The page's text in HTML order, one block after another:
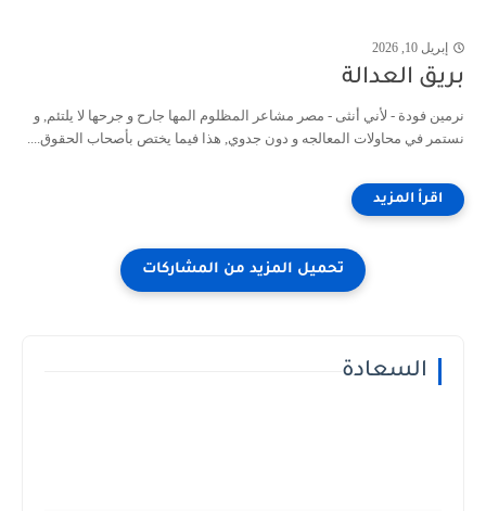
إبريل 10, 2026
بريق العدالة
نرمين فودة - لأني أنثى - مصر مشاعر المظلوم المها جارح و جرحها لا يلتئم, و
نستمر في محاولات المعالجه و دون جدوي, هذا فيما يختص بأصحاب الحقوق....
السعادة